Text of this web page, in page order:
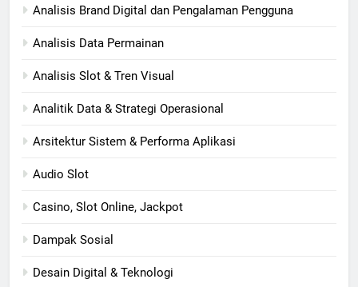
Analisis Brand Digital dan Pengalaman Pengguna
Analisis Data Permainan
Analisis Slot & Tren Visual
Analitik Data & Strategi Operasional
Arsitektur Sistem & Performa Aplikasi
Audio Slot
Casino, Slot Online, Jackpot
Dampak Sosial
Desain Digital & Teknologi